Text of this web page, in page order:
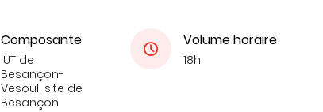
Composante
IUT de
Besançon-
Vesoul, site de
Besançon
Volume horaire
18h